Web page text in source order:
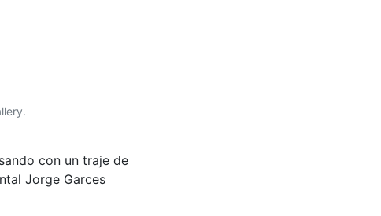
con un traje de
Jorge Garces